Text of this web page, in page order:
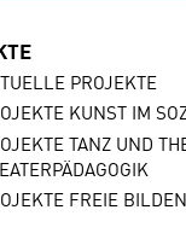
PROJEKTE
KUNST IM
TANZ UND
FREIE